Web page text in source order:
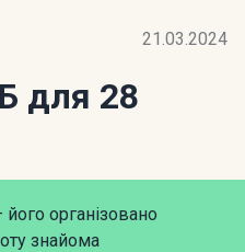
21.03.2024
для 28
організовано
знайома